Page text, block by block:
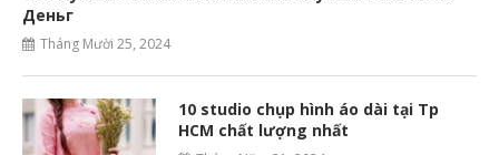
Деньг
Tháng Mười 25, 2024
10 studio chụp hình áo dài tại Tp
HCM chất lượng nhất